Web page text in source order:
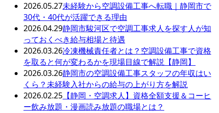
2026.05.27未経験から空調設備工事へ転職｜静岡市で
30代・40代が活躍できる理由
2026.04.29静岡市駿河区で空調工事求人を探す人が知
っておくべき給与相場と待遇
2026.03.26冷凍機械責任者とは？空調設備工事で資格
を取ると何が変わるかを現場目線で解説【静岡】
2026.03.26静岡市の空調設備工事スタッフの年収はい
くら？未経験入社からの給与の上がり方を解説
2026.02.25 【静岡・空調求人】資格全額支援＆コーヒ
ー飲み放題・漫画読み放題の職場とは？